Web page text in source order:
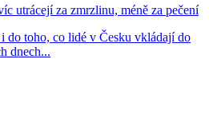
utrácejí za zmrzlinu, méně za pečení
do toho, co lidé v Česku vkládají do
dnech...